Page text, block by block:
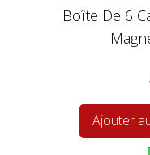
Boîte De 6
Ajouter